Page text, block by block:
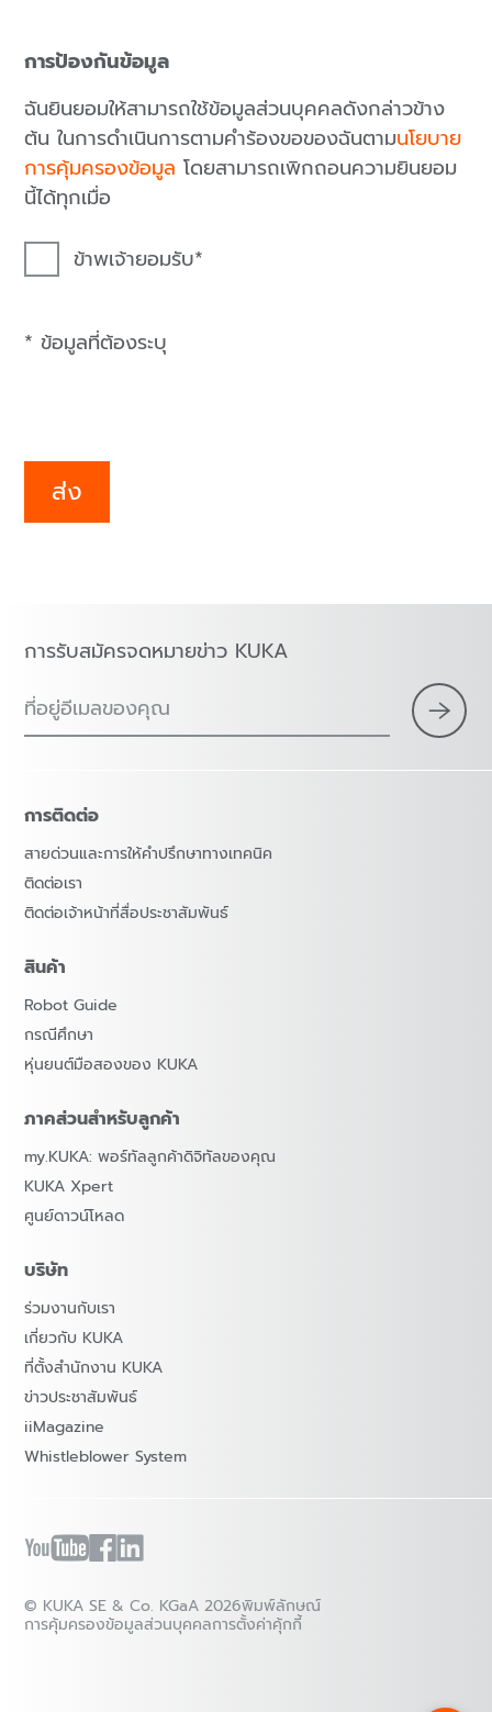
การป้องกันข้อมูล
ฉันยินยอมให้สามารถใช้ข้อมูลส่วนบุคคลดังกล่าวข้าง
ต้น ในการดำเนินการตามคำร้องขอของฉันตามนโยบาย
การคุ้มครองข้อมูล โดยสามารถเพิกถอนความยินยอม
นี้ได้ทุกเมื่อ
ข้าพเจ้ายอมรับ
* ข้อมูลที่ต้องระบุ
ส่ง
การรับสมัครจดหมายข่าว KUKA
ที่อยู่อีเมลของคุณ
การติดต่อ
สายด่วนและการให้คำปรึกษาทางเทคนิค
ติดต่อเรา
ติดต่อเจ้าหน้าที่สื่อประชาสัมพันธ์
สินค้า
Robot Guide
กรณีศึกษา
หุ่นยนต์มือสองของ KUKA
ภาคส่วนสำหรับลูกค้า
my.KUKA: พอร์ทัลลูกค้าดิจิทัลของคุณ
KUKA Xpert
ศูนย์ดาวน์โหลด
บริษัท
ร่วมงานกับเรา
เกี่ยวกับ KUKA
ที่ตั้งสำนักงาน KUKA
ข่าวประชาสัมพันธ์
iiMagazine
Whistleblower System
© KUKA SE & Co. KGaA 2026พิมพ์ลักษณ์
การคุ้มครองข้อมูลส่วนบุคคลการตั้งค่าคุ้กกี้